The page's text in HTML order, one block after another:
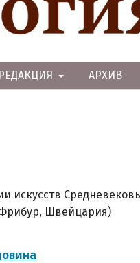
РЕДАКЦИЯ АРХИВ
искусств
Швейцария)